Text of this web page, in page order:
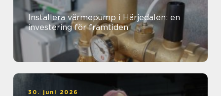
Installera värmepump i Härjedalen: en
investering för framtiden
30. juni 2026